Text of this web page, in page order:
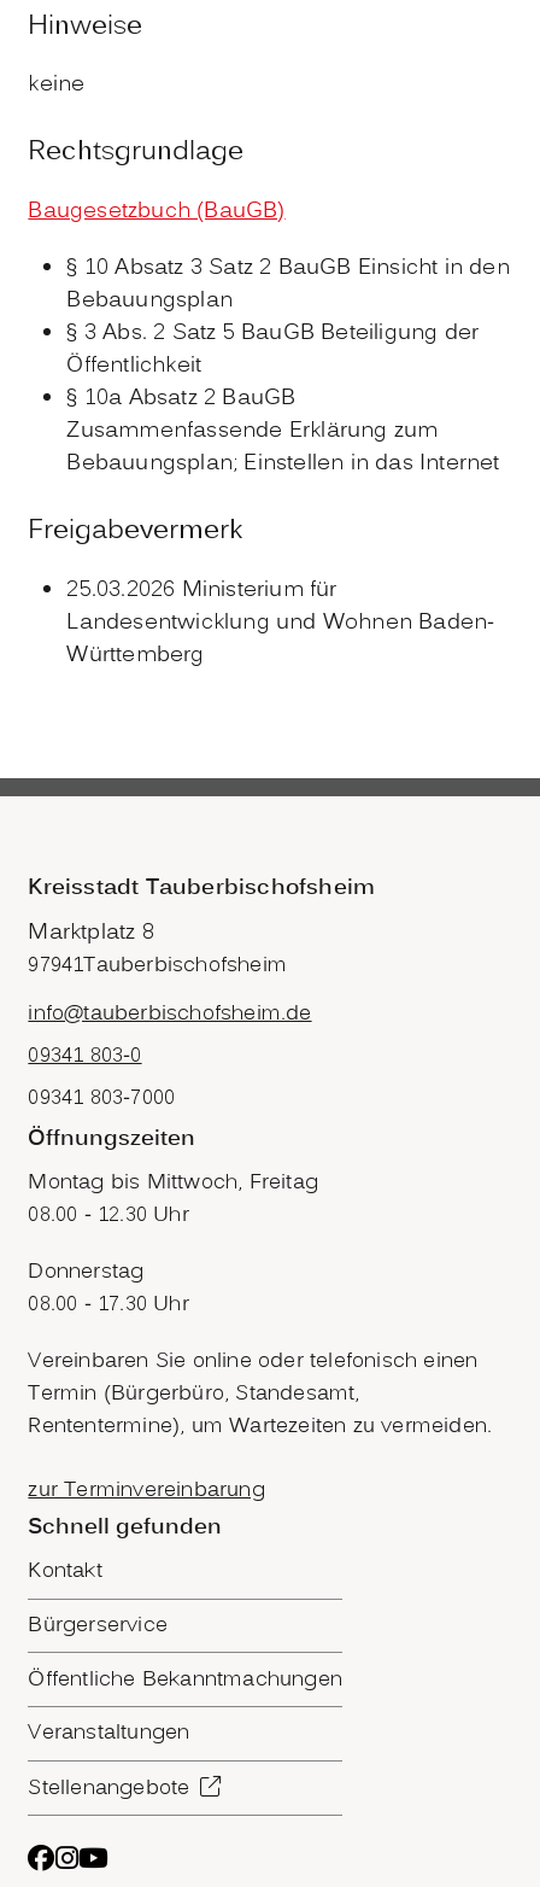
Hinweise
keine
Rechtsgrundlage
Baugesetzbuch (BauGB)
§ 10 Absatz 3 Satz 2 BauGB Einsicht in den
Bebauungsplan
§ 3 Abs. 2 Satz 5 BauGB Beteiligung der
Öffentlichkeit
§ 10a Absatz 2 BauGB
Zusammenfassende Erklärung zum
Bebauungsplan; Einstellen in das Internet
Freigabevermerk
25.03.2026 Ministerium für
Landesentwicklung und Wohnen Baden-
Württemberg
Kreisstadt Tauberbischofsheim
Marktplatz 8
97941Tauberbischofsheim
info@tauberbischofsheim.de
09341 803-0
09341 803-7000
Öffnungszeiten
Montag bis Mittwoch, Freitag
08.00 - 12.30 Uhr
Donnerstag
08.00 - 17.30 Uhr
Vereinbaren Sie online oder telefonisch einen
Termin (Bürgerbüro, Standesamt,
Rententermine), um Wartezeiten zu vermeiden.
zur Terminvereinbarung
Schnell gefunden
Kontakt
Bürgerservice
Öffentliche Bekanntmachungen
Veranstaltungen
Stellenangebote